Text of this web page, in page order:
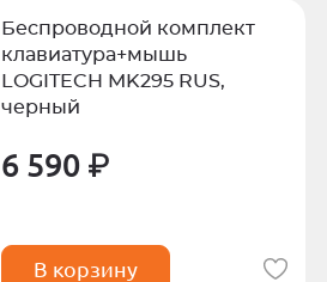
Беспроводной комплект
клавиатура+мышь
LOGITECH MK295 RUS,
черный
6 590 ₽
В корзину